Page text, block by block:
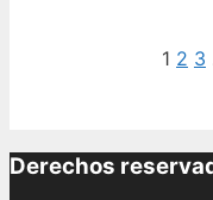
1 2 3
Derechos